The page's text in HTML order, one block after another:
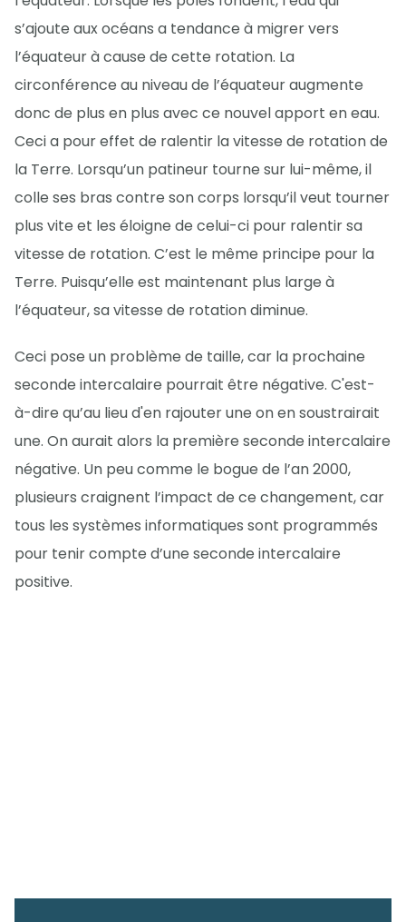
s’ajoute aux océans a tendance à migrer vers
l’équateur à cause de cette rotation. La
circonférence au niveau de l’équateur augmente
donc de plus en plus avec ce nouvel apport en eau.
Ceci a pour effet de ralentir la vitesse de rotation de
la Terre. Lorsqu’un patineur tourne sur lui-même, il
colle ses bras contre son corps lorsqu’il veut tourner
plus vite et les éloigne de celui-ci pour ralentir sa
vitesse de rotation. C’est le même principe pour la
Terre. Puisqu’elle est maintenant plus large à
l’équateur, sa vitesse de rotation diminue.
Ceci pose un problème de taille, car la prochaine
seconde intercalaire pourrait être négative. C'est-
à-dire qu’au lieu d'en rajouter une on en soustrairait
une. On aurait alors la première seconde intercalaire
négative. Un peu comme le bogue de l’an 2000,
plusieurs craignent l’impact de ce changement, car
tous les systèmes informatiques sont programmés
pour tenir compte d’une seconde intercalaire
positive.